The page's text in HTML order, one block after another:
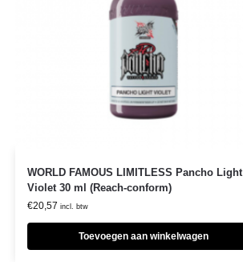
WORLD FAMOUS LIMITLESS Pancho Light
Violet 30 ml (Reach-conform)
€20,57 incl. btw
Toevoegen aan winkelwagen